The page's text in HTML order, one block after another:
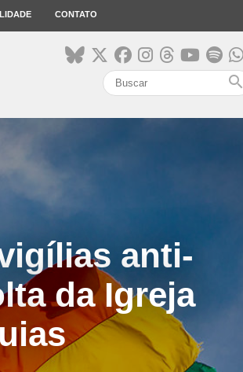
CONTATO
search
anti-
da Igreja